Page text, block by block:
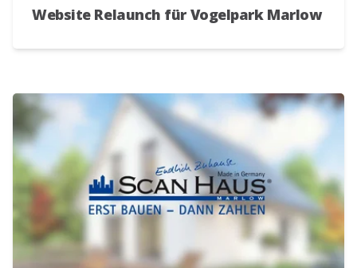
Website Relaunch für Vogelpark Marlow